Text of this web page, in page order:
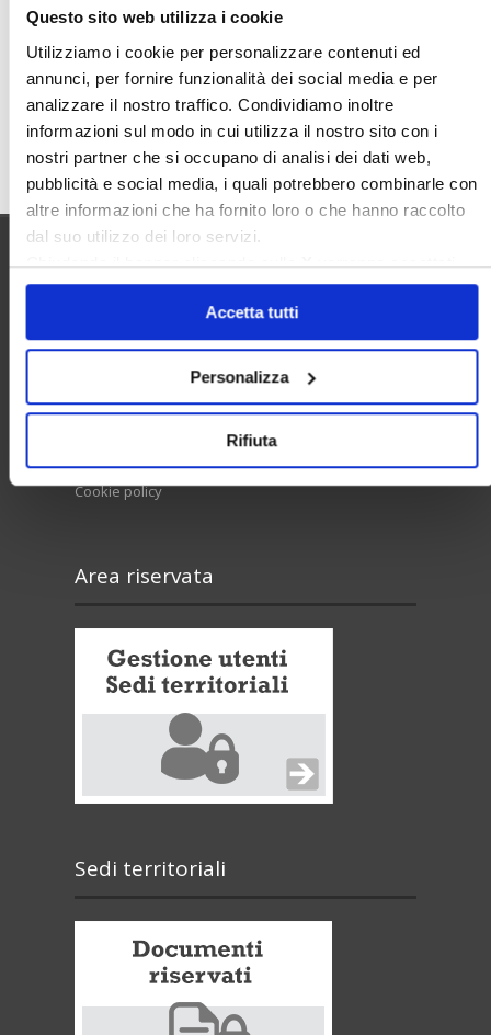
Questo sito web utilizza i cookie
Utilizziamo i cookie per personalizzare contenuti ed
annunci, per fornire funzionalità dei social media e per
analizzare il nostro traffico. Condividiamo inoltre
informazioni sul modo in cui utilizza il nostro sito con i
nostri partner che si occupano di analisi dei dati web,
pubblicità e social media, i quali potrebbero combinarle con
altre informazioni che ha fornito loro o che hanno raccolto
dal suo utilizzo dei loro servizi.
Chiudendo il banner cliccando sullaXverranno accettati
solo i cookie necessari.
Accetta tutti
Personalizza
Rifiuta
Sunia
Trasferimenti
Treviso
Valore Case
Cerca
Utilità
Contatti e RPD
Cookie policy
Area riservata
Sedi territoriali